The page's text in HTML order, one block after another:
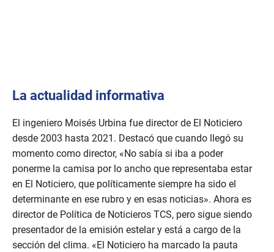
La actualidad informativa
El ingeniero Moisés Urbina fue director de El Noticiero
desde 2003 hasta 2021. Destacó que cuando llegó su
momento como director, «No sabía si iba a poder
ponerme la camisa por lo ancho que representaba estar
en El Noticiero, que políticamente siempre ha sido el
determinante en ese rubro y en esas noticias». Ahora es
director de Política de Noticieros TCS, pero sigue siendo
presentador de la emisión estelar y está a cargo de la
sección del clima. «El Noticiero ha marcado la pauta